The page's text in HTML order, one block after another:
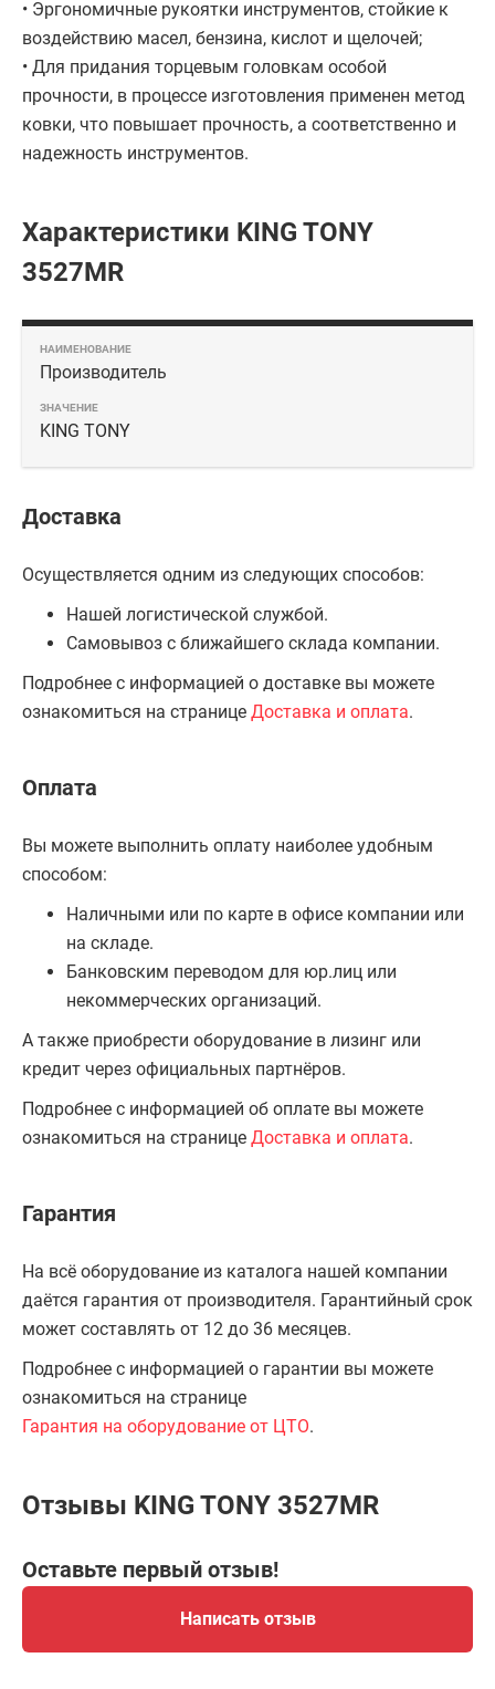
• Эргономичные рукоятки инструментов, стойкие к
воздействию масел, бензина, кислот и щелочей;
• Для придания торцевым головкам особой
прочности, в процессе изготовления применен метод
ковки, что повышает прочность, а соответственно и
надежность инструментов.
Характеристики KING TONY
3527MR
Производитель
KING TONY
Доставка
Осуществляется одним из следующих способов:
Нашей логистической службой.
Самовывоз с ближайшего склада компании.
Подробнее с информацией о доставке вы можете
ознакомиться на странице Доставка и оплата.
Оплата
Вы можете выполнить оплату наиболее удобным
способом:
Наличными или по карте в офисе компании или
на складе.
Банковским переводом для юр.лиц или
некоммерческих организаций.
А также приобрести оборудование в лизинг или
кредит через официальных партнёров.
Подробнее с информацией об оплате вы можете
ознакомиться на странице Доставка и оплата.
Гарантия
На всё оборудование из каталога нашей компании
даётся гарантия от производителя. Гарантийный срок
может составлять от 12 до 36 месяцев.
Подробнее с информацией о гарантии вы можете
ознакомиться на странице
Гарантия на оборудование от ЦТО.
Отзывы KING TONY 3527MR
Оставьте первый отзыв!
Написать отзыв